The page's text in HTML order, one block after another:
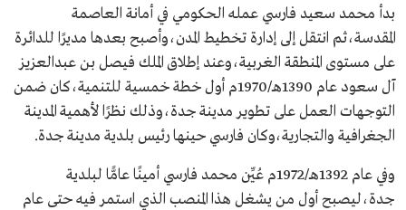
بدأ محمد سعيد فارسي عمله الحكومي في أمانة العاصمة
المقدسة،ثم انتقل إلى إدارة تخطيط المدن،وأصبح بعدها مديرًا للدائرة
على مستوى المنطقة الغربية،وعند إطلاق الملك فيصل بن عبدالعزيز
آل سعود عام 1390هـ/1970م أول خطة خمسية للتنمية،كان ضمن
التوجهات العمل على تطوير مدينة جدة،وذلك نظرًا لأهمية المدينة
الجغرافية والتجارية،وكان فارسي حينها رئيس بلدية مدينة جدة.
وفي عام 1392هـ/1972م عُيِّن محمد فارسي أمينًا عامًّا لبلدية
جدة،ليصبح أول من يشغل هذا المنصب الذي استمر فيه حتى عام